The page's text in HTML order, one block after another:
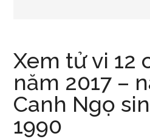
Xem tử vi 12
năm 2017 –
Canh Ngọ
1990